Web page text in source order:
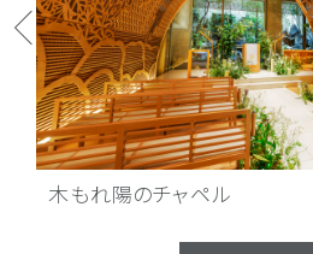
木もれ陽のチャペル